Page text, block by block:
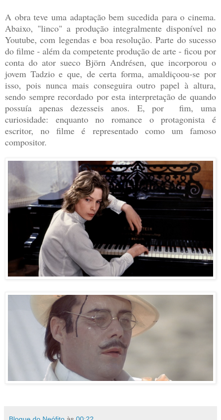
A obra teve uma adaptação bem sucedida para o cinema.
Abaixo, "linco" a produção integralmente disponível no
Youtube, com legendas e boa resolução. Parte do sucesso
do filme - além da competente produção de arte - ficou por
conta do ator sueco Björn Andrésen, que incorporou o
jovem Tadzio e que, de certa forma, amaldiçoou-se por
isso, pois nunca mais conseguira outro papel à altura,
sendo sempre recordado por esta interpretação de quando
possuía apenas dezesseis anos. E, por fim, uma
curiosidade: enquanto no romance o protagonista é
escritor, no filme é representado como um famoso
compositor.